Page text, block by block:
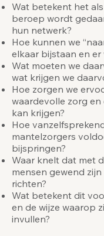
Wat betekent het
beroep wordt
hun netwerk?
Hoe kunnen we
elkaar bijstaan en er
Wat moeten we
wat krijgen we
Hoe zorgen we
waardevolle zorg
kan krijgen?
Hoe
mantelzorgers
bijspringen?
Waar knelt dat met
mensen gewend
richten?
Wat betekent dit
en de wijze waarop
invullen?